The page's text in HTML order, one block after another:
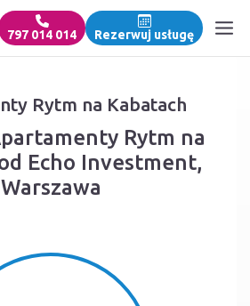
797 014 014 Rezerwuj usługę
Rytm na Kabatach
Rytm na
Echo Investment,
Warszawa